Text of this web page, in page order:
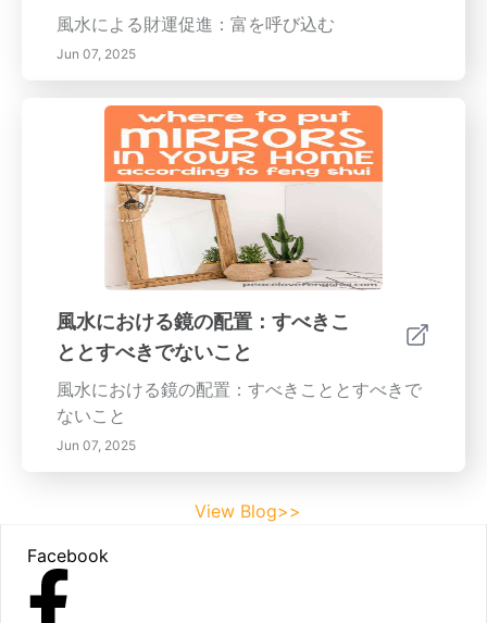
風水による財運促進：富を呼び込む
Jun 07, 2025
風水における鏡の配置：すべきこ
ととすべきでないこと
風水における鏡の配置：すべきこととすべきで
ないこと
Jun 07, 2025
View Blog>>
Facebook